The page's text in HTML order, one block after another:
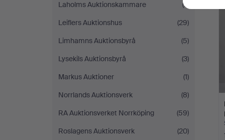
Laholms Auktionskammare
(7)
Leiflers Auktionshus
(29)
Limhamns Auktionsbyrå
(5)
Lysekils Auktionsbyrå
(3)
Markus Auktioner
(1)
Norrlands Auktionsverk
(8)
RA Auktionsverket Norrköping
(59)
Roslagens Auktionsverk
(20)